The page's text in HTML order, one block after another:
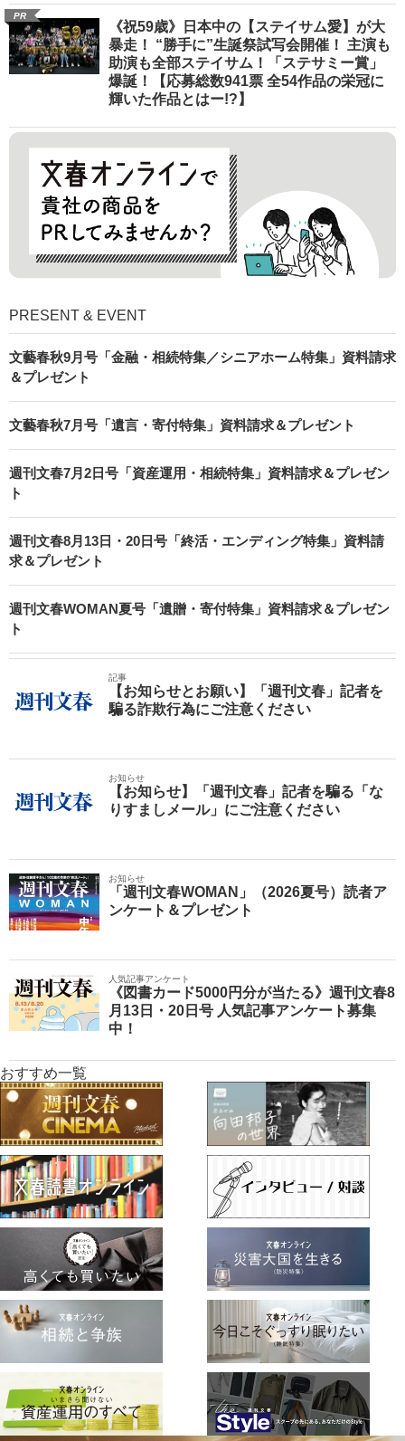
PR
《祝59歳》日本中の【ステイサム愛】が大
暴走！ “勝手に”生誕祭試写会開催！ 主演も
助演も全部ステイサム！「ステサミー賞」
爆誕！【応募総数941票 全54作品の栄冠に
輝いた作品とはー!?】
PRESENT & EVENT
文藝春秋9月号「金融・相続特集／シニアホーム特集」資料請求
＆プレゼント
文藝春秋7月号「遺言・寄付特集」資料請求＆プレゼント
週刊文春7月2日号「資産運用・相続特集」資料請求＆プレゼン
ト
週刊文春8月13日・20日号「終活・エンディング特集」資料請
求＆プレゼント
週刊文春WOMAN夏号「遺贈・寄付特集」資料請求＆プレゼン
ト
記事
【お知らせとお願い】「週刊文春」記者を
騙る詐欺行為にご注意ください
お知らせ
【お知らせ】「週刊文春」記者を騙る「な
りすましメール」にご注意ください
お知らせ
「週刊文春WOMAN」（2026夏号）読者ア
ンケート＆プレゼント
人気記事アンケート
《図書カード5000円分が当たる》週刊文春8
月13日・20日号 人気記事アンケート募集
中！
おすすめ一覧